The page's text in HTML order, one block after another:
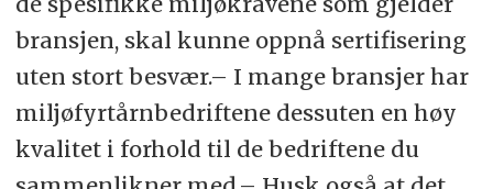
bransjen, skal kunne oppnå sertifisering
uten stort besvær.– I mange bransjer har
miljøfyrtårnbedriftene dessuten en høy
kvalitet i forhold til de bedriftene du